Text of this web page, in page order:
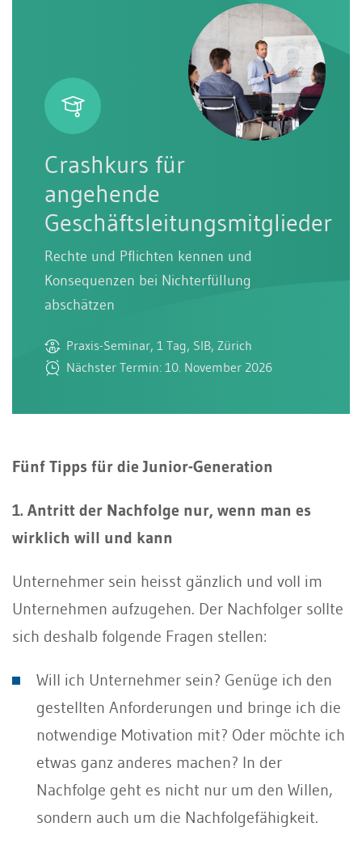
Crashkurs für
angehende
Geschäftsleitungsmitglieder
Rechte und Pflichten kennen und
Konsequenzen bei Nichterfüllung
abschätzen
Praxis-Seminar, 1 Tag, SIB, Zürich
Nächster Termin: 10. November 2026
Fünf Tipps für die Junior-Generation
1. Antritt der Nachfolge nur, wenn man es
wirklich will und kann
Unternehmer sein heisst gänzlich und voll im
Unternehmen aufzugehen. Der Nachfolger sollte
sich deshalb folgende Fragen stellen:
Will ich Unternehmer sein? Genüge ich den
gestellten Anforderungen und bringe ich die
notwendige Motivation mit? Oder möchte ich
etwas ganz anderes machen? In der
Nachfolge geht es nicht nur um den Willen,
sondern auch um die Nachfolgefähigkeit.